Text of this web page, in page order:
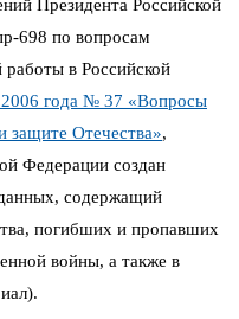
Президента Российской
698 по вопросам
в Российской
2006 года № 37 «Вопросы
защите Отечества»,
Федерации создан
содержащий
погибших и пропавших
войны, а также в